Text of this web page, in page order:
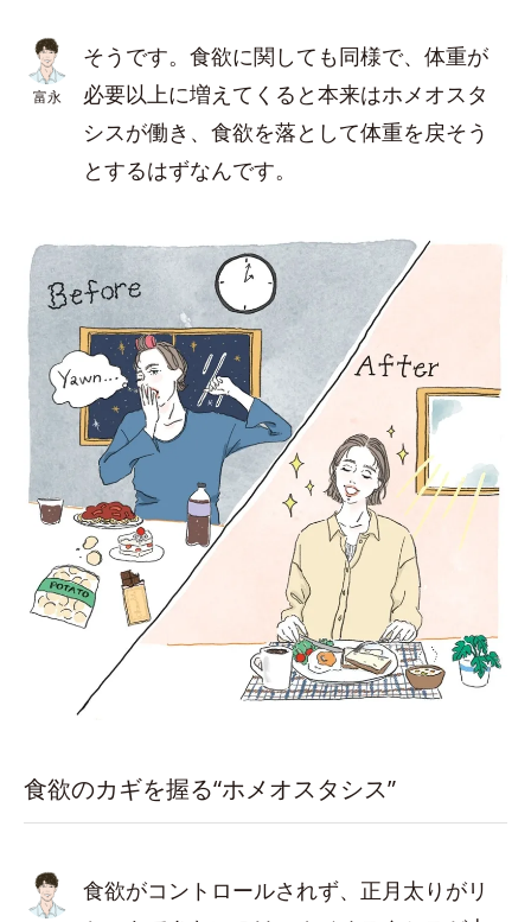
富永
そうです。食欲に関しても同様で、体重が
必要以上に増えてくると本来はホメオスタ
シスが働き、食欲を落として体重を戻そう
とするはずなんです。
食欲のカギを握る“ホメオスタシス”
食欲がコントロールされず、正月太りがリ